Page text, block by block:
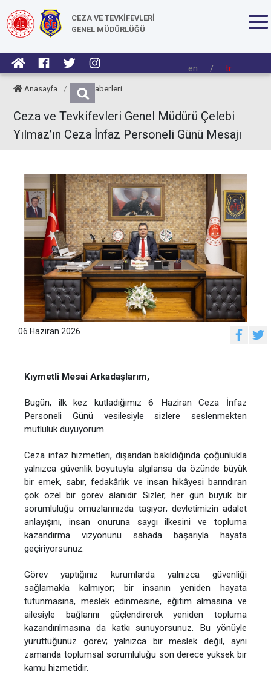
CEZA VE TEVKİFEVLERİ
GENEL MÜDÜRLÜĞÜ
en / tr
Anasayfa / CTE Haberleri
Ceza ve Tevkifevleri Genel Müdürü Çelebi
Yılmaz’ın Ceza İnfaz Personeli Günü Mesajı
06 Haziran 2026
Kıymetli Mesai Arkadaşlarım,
Bugün, ilk kez kutladığımız 6 Haziran Ceza İnfaz
Personeli Günü vesilesiyle sizlere seslenmekten
mutluluk duyuyorum.
Ceza infaz hizmetleri, dışarıdan bakıldığında çoğunlukla
yalnızca güvenlik boyutuyla algılansa da özünde büyük
bir emek, sabır, fedakârlık ve insan hikâyesi barındıran
çok özel bir görev alanıdır. Sizler, her gün büyük bir
sorumluluğu omuzlarınızda taşıyor; devletimizin adalet
anlayışını, insan onuruna saygı ilkesini ve topluma
kazandırma vizyonunu sahada başarıyla hayata
geçiriyorsunuz.
Görev yaptığınız kurumlarda yalnızca güvenliği
sağlamakla kalmıyor; bir insanın yeniden hayata
tutunmasına, meslek edinmesine, eğitim almasına ve
ailesiyle bağlarını güçlendirerek yeniden topluma
kazandırılmasına da katkı sunuyorsunuz. Bu yönüyle
yürüttüğünüz görev; yalnızca bir meslek değil, aynı
zamanda toplumsal sorumluluğu son derece yüksek bir
kamu hizmetidir.